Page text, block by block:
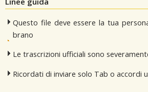
Questo file deve essere la tua
brano
Le trascrizioni ufficiali sono
Ricordati di inviare solo Tab o accordi